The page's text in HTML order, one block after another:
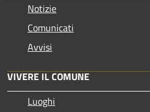
Notizie
Comunicati
Avvisi
VIVERE IL COMUNE
Luoghi